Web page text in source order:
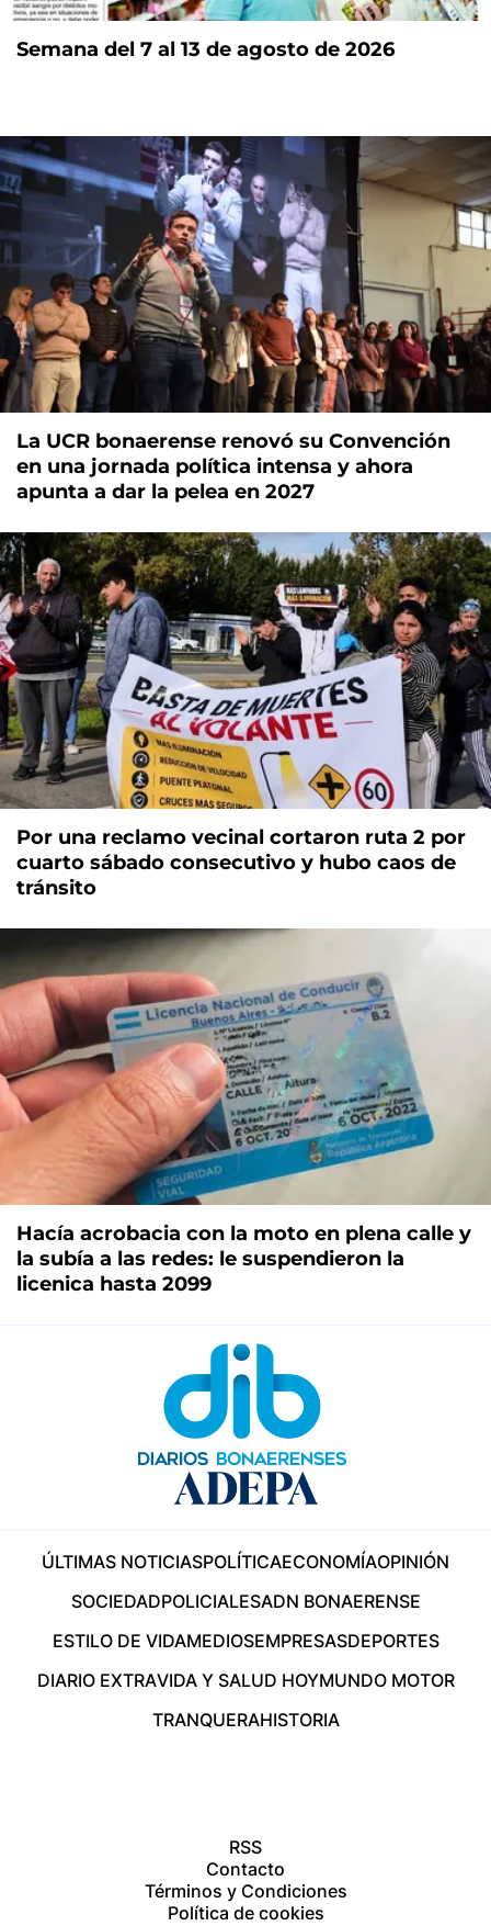
Semana del 7 al 13 de agosto de 2026
La UCR bonaerense renovó su Convención
en una jornada política intensa y ahora
apunta a dar la pelea en 2027
Por una reclamo vecinal cortaron ruta 2 por
cuarto sábado consecutivo y hubo caos de
tránsito
Hacía acrobacia con la moto en plena calle y
la subía a las redes: le suspendieron la
licenica hasta 2099
ÚLTIMAS NOTICIASPOLÍTICAECONOMÍAOPINIÓN
SOCIEDADPOLICIALESADN BONAERENSE
ESTILO DE VIDAMEDIOSEMPRESASDEPORTES
DIARIO EXTRAVIDA Y SALUD HOYMUNDO MOTOR
TRANQUERAHISTORIA
RSS
Contacto
Términos y Condiciones
Política de cookies